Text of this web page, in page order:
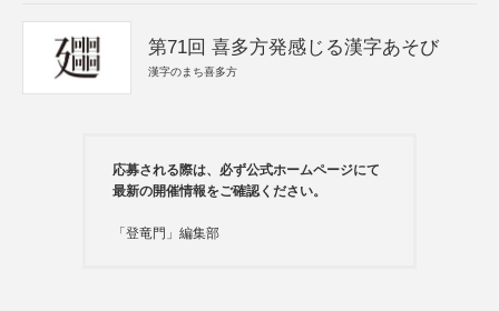
第71回 喜多方発感じる漢字あそび
漢字のまち喜多方
応募される際は、必ず公式ホームページにて
最新の開催情報をご確認ください。
「登竜門」編集部